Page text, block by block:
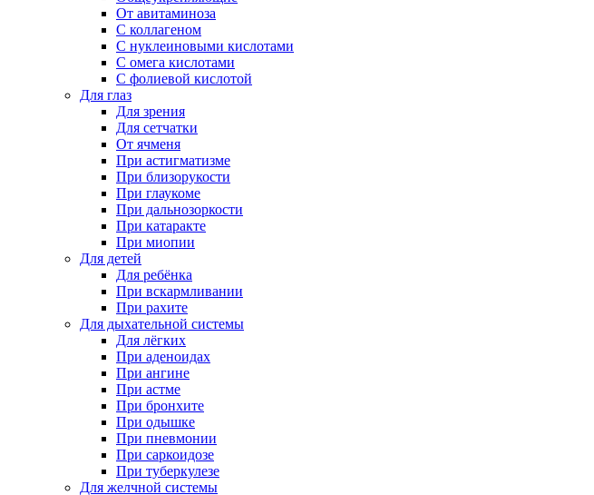
От авитаминоза
С коллагеном
С нуклеиновыми кислотами
С омега кислотами
С фолиевой кислотой
Для глаз
Для зрения
Для сетчатки
От ячменя
При астигматизме
При близорукости
При глаукоме
При дальнозоркости
При катаракте
При миопии
Для детей
Для ребёнка
При вскармливании
При рахите
Для дыхательной системы
Для лёгких
При аденоидах
При ангине
При астме
При бронхите
При одышке
При пневмонии
При саркоидозе
При туберкулезе
Для желчной системы